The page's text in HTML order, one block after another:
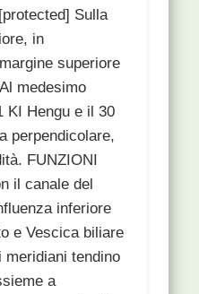
Sulla
in
superiore
medesimo
KI Hengu e il 30
perpendicolare,
FUNZIONI
il canale del
inferiore
e Vescica biliare
meridiani tendino
a